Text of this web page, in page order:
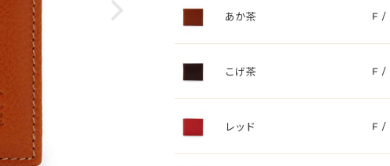
あか茶 F /
こげ茶 F /
レッド F /